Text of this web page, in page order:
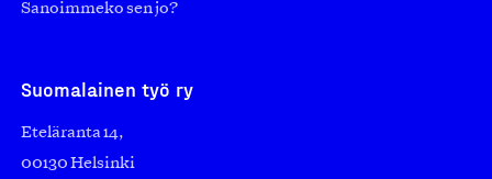
Sanoimmeko sen jo?
Suomalainen työ ry
Eteläranta 14,
00130 Helsinki